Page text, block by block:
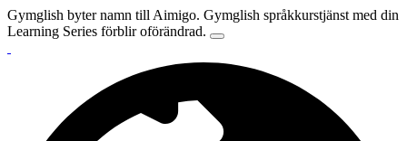
Gymglish byter namn till Aimigo. Gymglish språkkurstjänst med din
Learning Series förblir oförändrad.